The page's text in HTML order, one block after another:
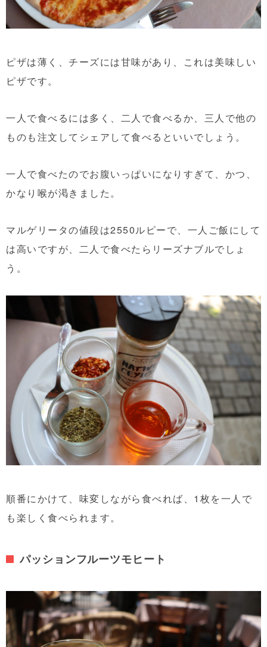
ピザは薄く、チーズには甘味があり、これは美味しい
ピザです。
一人で食べるには多く、二人で食べるか、三人で他の
ものも注文してシェアして食べるといいでしょう。
一人で食べたのでお腹いっぱいになりすぎて、かつ、
かなり喉が渇きました。
マルゲリータの値段は2550ルピーで、一人ご飯にして
は高いですが、二人で食べたらリーズナブルでしょ
う。
順番にかけて、味変しながら食べれば、1枚を一人で
も楽しく食べられます。
パッションフルーツモヒート